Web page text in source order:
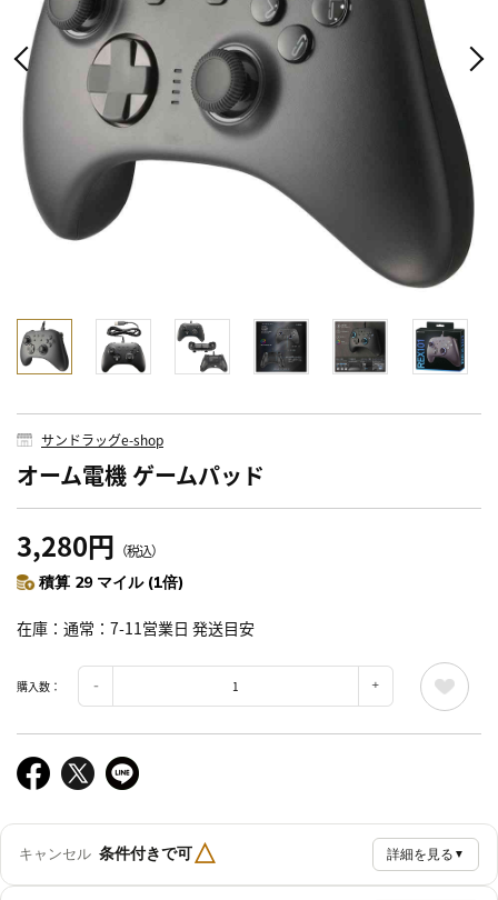
サンドラッグe-shop
オーム電機 ゲームパッド
3,280円 （税込）
積算 29 マイル (1倍)
在庫 通常：7-11営業日 発送目安
購入数：
キャンセル 条件付きで可△ 詳細を見る ▼